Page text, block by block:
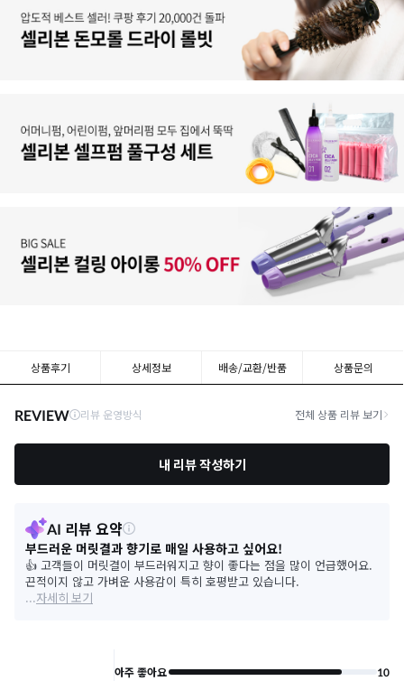
상품후기 상세정보 배송/교환/반품 상품문의